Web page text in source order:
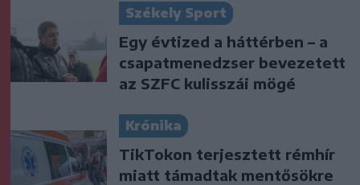
Székely Sport
Egy évtized a háttérben – a
csapatmenedzser bevezetett
az SZFC kulisszái mögé
Krónika
TikTokon terjesztett rémhír
miatt támadtak mentősökre